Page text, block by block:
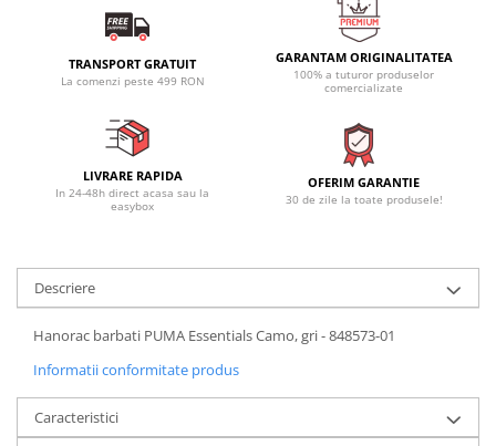
TRANSPORT GRATUIT
La comenzi peste 499 RON
GARANTAM ORIGINALITATEA
100% a tuturor produselor
comercializate
LIVRARE RAPIDA
In 24-48h direct acasa sau la
easybox
OFERIM GARANTIE
30 de zile la toate produsele!
Descriere
Hanorac barbati PUMA Essentials Camo, gri - 848573-01
Informatii conformitate produs
Caracteristici